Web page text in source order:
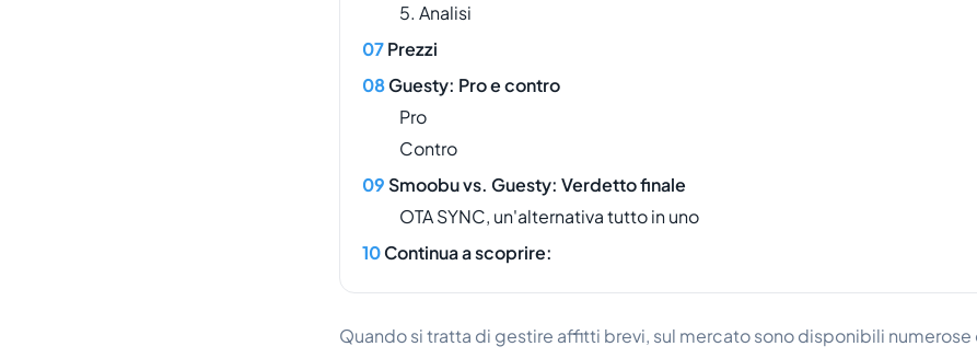
5. Analisi
Prezzi
Guesty: Pro e contro
Pro
Contro
Smoobu vs. Guesty: Verdetto finale
OTA SYNC, un'alternativa tutto in uno
Continua a scoprire:
Quando si tratta di gestire affitti brevi, sul mercato sono disponibili numerose